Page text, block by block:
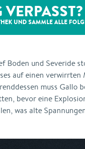
UND SAMMLE ALLE
Boden und Severide
auf einen
muss Gallo
bevor eine
was alte